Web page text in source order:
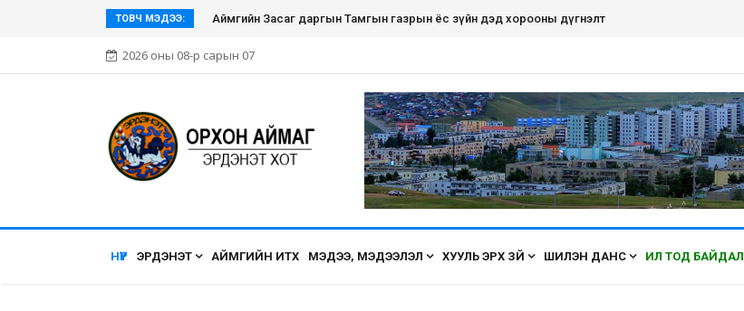
ТОВЧ МЭДЭЭ: Эрдэнэт хүмүүсийн нэгдэл болсон Эрдэнэт хот ирэх бүрт өнгөө засаж, үүдээ нээн угтана аа
2026 оны 08-р сарын 07
НҮҮР ЭРДЭНЭТ АЙМГИЙН ИТХ МЭДЭЭ, МЭДЭЭЛЭЛ ХУУЛЬ ЭРХ ЗҮЙ ШИЛЭН ДАНС ИЛ ТОД БАЙДАЛ